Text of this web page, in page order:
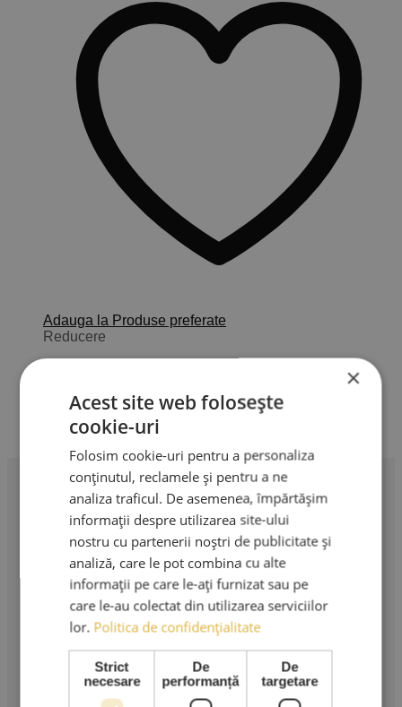
Adauga la Produse preferate
Reducere
Masca hidratanta pentru buze cu
colagen si acid hialuronic
21,00lei Prețul
inițial
fost:
21,00 lei.
15,00leiPrețul
curent
15,00 lei.
Profesionalism în extensii de gene. Produse premium,
instrumente profesionale și cursuri de specialitate.
AMA LASHES SRL
Sediu social: București
Strada Murgeni nr. 5
CUI: RO 36508671
Reg. Com: J40/3049/2023
×
Acest site web folosește
cookie-uri
Folosim cookie-uri pentru a personaliza
conținutul, reclamele și pentru a ne
analiza traficul. De asemenea, împărtășim
informații despre utilizarea site-ului
nostru cu partenerii noștri de publicitate și
analiză, care le pot combina cu alte
informații pe care le-ați furnizat sau pe
care le-au colectat din utilizarea serviciilor
lor. Politica de confidențialitate
Strict
necesare
De
performanță
De
targetare